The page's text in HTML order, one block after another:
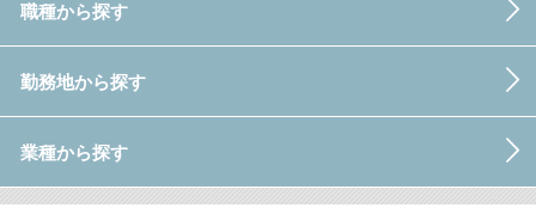
職種から探す
勤務地から探す
業種から探す